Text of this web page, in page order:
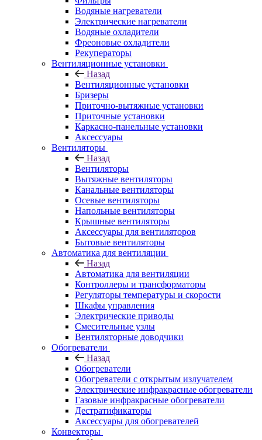
Водяные нагреватели
Электрические нагреватели
Водяные охладители
Фреоновые охладители
Рекуператоры
Вентиляционные установки
Назад
Вентиляционные установки
Бризеры
Приточно-вытяжные установки
Приточные установки
Каркасно-панельные установки
Аксессуары
Вентиляторы
Назад
Вентиляторы
Вытяжные вентиляторы
Канальные вентиляторы
Осевые вентиляторы
Напольные вентиляторы
Крышные вентиляторы
Аксессуары для вентиляторов
Бытовые вентиляторы
Автоматика для вентиляции
Назад
Автоматика для вентиляции
Контроллеры и трансформаторы
Регуляторы температуры и скорости
Шкафы управления
Электрические приводы
Смесительные узлы
Вентиляторные доводчики
Обогреватели
Назад
Обогреватели
Обогреватели с открытым излучателем
Электрические инфракрасные обогреватели
Газовые инфракрасные обогреватели
Дестратификаторы
Аксессуары для обогревателей
Конвекторы